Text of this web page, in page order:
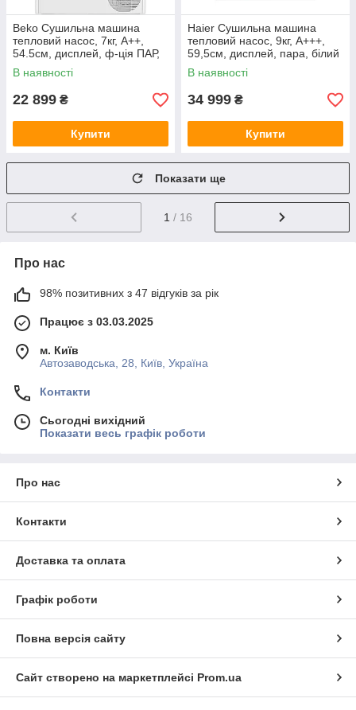
Beko Сушильна машина
тепловий насос, 7кг, A++,
54.5см, дисплей, ф-ція ПАР,
білий
В наявності
22 899 ₴
Купити
Haier Сушильна машина
тепловий насос, 9кг, A+++,
59,5см, дисплей, пара, білий
В наявності
34 999 ₴
Купити
Показати ще
1 / 16
Про нас
98% позитивних з 47 відгуків за рік
Працює з 03.03.2025
м. Київ
Автозаводська, 28, Київ, Україна
Контакти
Сьогодні вихідний
Показати весь графік роботи
Про нас
Контакти
Доставка та оплата
Графік роботи
Повна версія сайту
Сайт створено на маркетплейсі Prom.ua